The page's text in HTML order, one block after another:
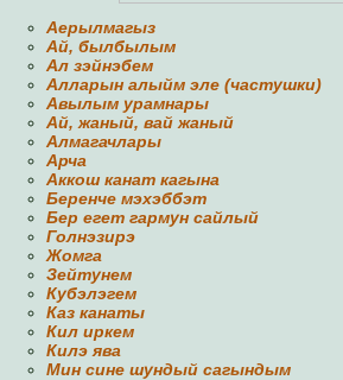
Аерылмагыз
Ай, былбылым
Ал зэйнэбем
Алларын алыйм эле (частушки)
Авылым урамнары
Ай, жаный, вай жаный
Алмагачлары
Арча
Аккош канат кагына
Беренче мэхэббэт
Бер егет гармун сайлый
Голнэзирэ
Жомга
Зейтунем
Кубэлэгем
Каз канаты
Кил иркем
Килэ ява
Мин сине шундый сагындым